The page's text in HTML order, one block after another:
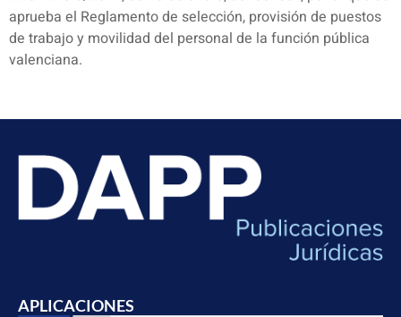
aprueba el Reglamento de selección, provisión de puestos
de trabajo y movilidad del personal de la función pública
valenciana.
APLICACIONES